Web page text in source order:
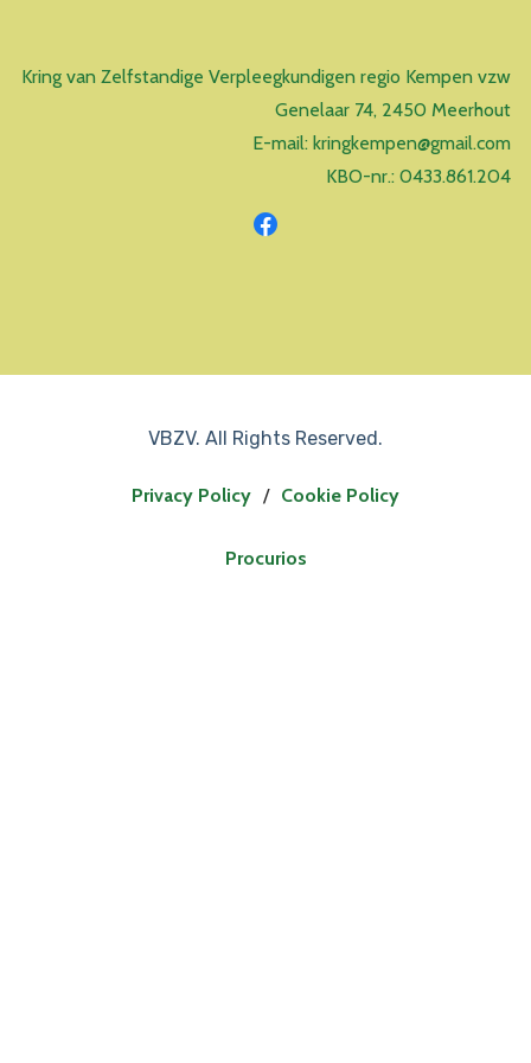
Kring van Zelfstandige Verpleegkundigen regio Kempen vzw
Genelaar 74, 2450 Meerhout
E-mail: kringkempen@gmail.com
KBO-nr.: 0433.861.204
VBZV. All Rights Reserved.
Privacy Policy / Cookie Policy
Procurios